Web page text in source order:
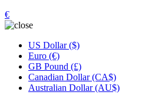
€
US Dollar ($)
Euro (€)
GB Pound (£)
Canadian Dollar (CA$)
Australian Dollar (AU$)